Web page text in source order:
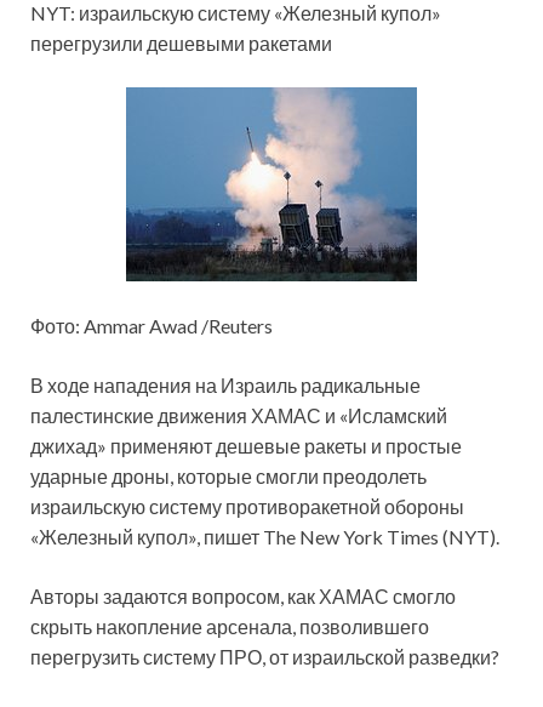
NYT: израильскую систему «Железный купол»
перегрузили дешевыми ракетами
Фото: Ammar Awad /Reuters
В ходе нападения на Израиль радикальные
палестинские движения ХАМАС и «Исламский
джихад» применяют дешевые ракеты и простые
ударные дроны, которые смогли преодолеть
израильскую систему противоракетной обороны
«Железный купол», пишет The New York Times (NYT).
Авторы задаются вопросом, как ХАМАС смогло
скрыть накопление арсенала, позволившего
перегрузить систему ПРО, от израильской разведки?